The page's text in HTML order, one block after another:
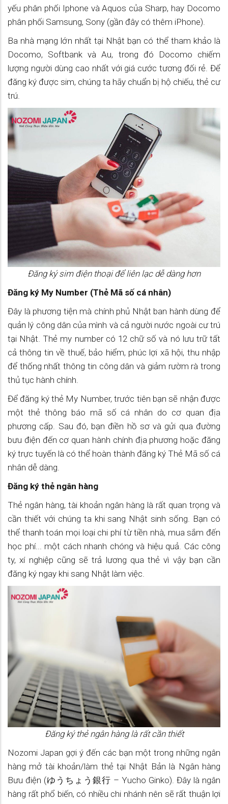
yếu phân phối Iphone và Aquos của Sharp, hay Docomo
phân phối Samsung, Sony (gần đây có thêm iPhone).
Ba nhà mạng lớn nhất tại Nhật bạn có thể tham khảo là
Docomo, Softbank và Au, trong đó Docomo chiếm
lượng người dùng cao nhất với giá cước tương đối rẻ. Để
đăng ký được sim, chúng ta hãy chuẩn bị hộ chiếu, thẻ cư
trú.
Đăng ký sim điện thoại để liên lạc dễ dàng hơn
Đăng ký My Number (Thẻ Mã số cá nhân)
Đây là phương tiện mà chính phủ Nhật ban hành dùng để
quản lý công dân của mình và cả người nước ngoài cư trú
tại Nhật. Thẻ my number có 12 chữ số và nó lưu trữ tất
cả thông tin về thuế, bảo hiểm, phúc lợi xã hội, thu nhập
để thống nhất thông tin công dân và giảm rườm rà trong
thủ tục hành chính.
Để đăng ký thẻ My Number, trước tiên bạn sẽ nhận được
một thẻ thông báo mã số cá nhân do cơ quan địa
phương cấp. Sau đó, bạn điền hồ sơ và gửi qua đường
bưu điện đến cơ quan hành chính địa phương hoặc đăng
ký trực tuyến là có thể hoàn thành đăng ký Thẻ Mã số cá
nhân dễ dàng.
Đăng ký thẻ ngân hàng
Thẻ ngân hàng, tài khoản ngân hàng là rất quan trọng và
cần thiết với chúng ta khi sang Nhật sinh sống. Bạn có
thể thanh toán mọi loại chi phí từ tiền nhà, mua sắm đến
học phí... một cách nhanh chóng và hiệu quả. Các công
ty, xí nghiệp cũng sẽ trả lương qua thẻ vì vậy bạn cần
đăng ký ngay khi sang Nhật làm việc.
Đăng ký thẻ ngân hàng là rất cần thiết
Nozomi Japan gợi ý đến các bạn một trong những ngân
hàng mở tài khoản/làm thẻ tại Nhật Bản là Ngân hàng
Bưu điện (ゆうちょう銀行 – Yucho Ginko). Đây là ngân
hàng rất phổ biến, có nhiều chi nhánh nên sẽ rất thuận lợi